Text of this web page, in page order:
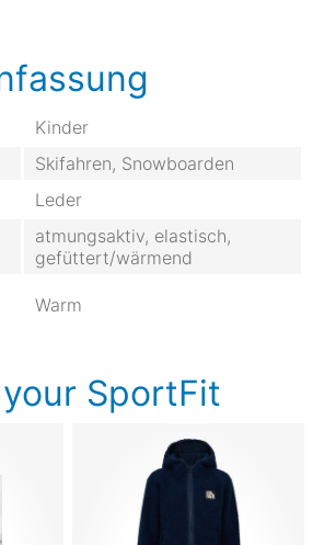
Kinder
Skifahren, Snowboarden
Leder
atmungsaktiv, elastisch,
gefüttert/wärmend
Warm
SportFit